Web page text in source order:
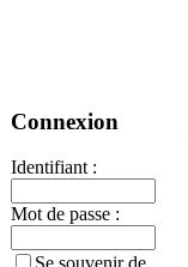
Connexion
Identifiant :
Mot de passe :